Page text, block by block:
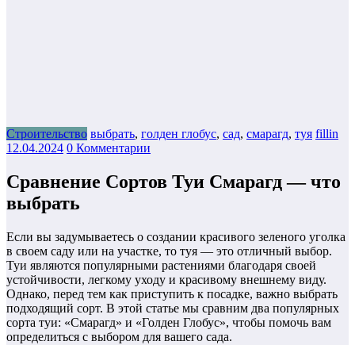
Строительство выбрать, голден глобус, сад, смарагд, туя fillin
12.04.2024 0 Комментарии
Сравнение Сортов Туи Смарагд — что
выбрать
Если вы задумываетесь о создании красивого зеленого уголка
в своем саду или на участке, то туя — это отличный выбор.
Туи являются популярными растениями благодаря своей
устойчивости, легкому уходу и красивому внешнему виду.
Однако, перед тем как приступить к посадке, важно выбрать
подходящий сорт. В этой статье мы сравним два популярных
сорта туи: «Смарагд» и «Голден Глобус», чтобы помочь вам
определиться с выбором для вашего сада.